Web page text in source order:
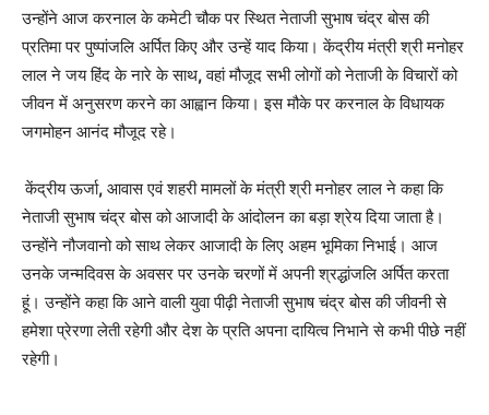
उन्होंने आज करनाल के कमेटी चौक पर स्थित नेताजी सुभाष चंद्र बोस की
प्रतिमा पर पुष्पांजलि अर्पित किए और उन्हें याद किया। केंद्रीय मंत्री श्री मनोहर
लाल ने जय हिंद के नारे के साथ,वहां मौजूद सभी लोगों को नेताजी के विचारों को
जीवन में अनुसरण करने का आह्वान किया। इस मौके पर करनाल के विधायक
जगमोहन आनंद मौजूद रहे।
केंद्रीय ऊर्जा, आवास एवं शहरी मामलों के मंत्री श्री मनोहर लाल ने कहा कि
नेताजी सुभाष चंद्र बोस को आजादी के आंदोलन का बड़ा श्रेय दिया जाता है।
उन्होंने नौजवानो को साथ लेकर आजादी के लिए अहम भूमिका निभाई। आज
उनके जन्मदिवस के अवसर पर उनके चरणों में अपनी श्रद्धांजलि अर्पित करता
हूं। उन्होंने कहा कि आने वाली युवा पीढ़ी नेताजी सुभाष चंद्र बोस की जीवनी से
हमेशा प्रेरणा लेती रहेगी और देश के प्रति अपना दायित्व निभाने से कभी पीछे नहीं
रहेगी।